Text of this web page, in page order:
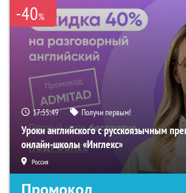
-40%
17:55:48 Получи первым!
Уроки английского с русскоязычным
онлайн-школы «Инглекс»
Россия